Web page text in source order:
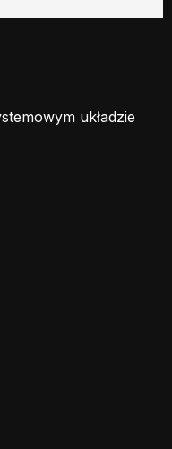
układzie